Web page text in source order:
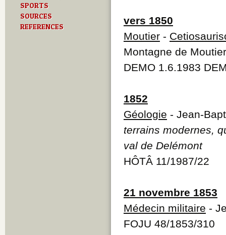
SPORTS
SOURCES
REFERENCES
vers 1850
Moutier -
Montagne de Moutier
DEMO 1.6.1983
1852
Géologie - Jean-
terrains modernes,
val de Delémont
HÔTÂ 11/1987/22
21 novembre 1853
Médecin militaire -
FOJU 48/1853/310